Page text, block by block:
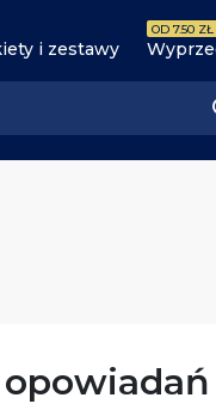
i zestawy
OD 7.50 ZŁ